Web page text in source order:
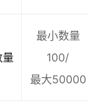
量
最小数量
100/
最大50000